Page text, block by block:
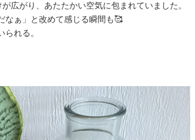
広がり、あたたかい空気に包まれていました。
なぁ」と改めて感じる瞬間も🥰
れる。